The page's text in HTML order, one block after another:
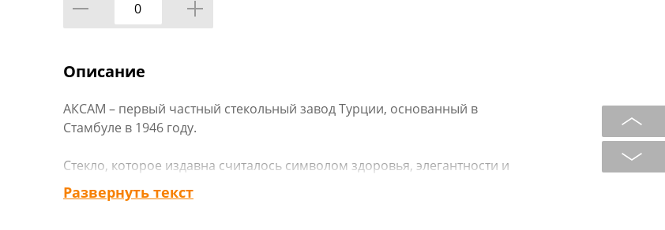
Описание
АКСАМ – первый частный стекольный завод Турции, основанный в
Стамбуле в 1946 году.
Стекло, которое издавна считалось символом здоровья, элегантности и
чистоты, оживает в умелых руках профессиональных мастеров.
Разнообразные техники декорирования (ручная роспись, распыление,
Развернуть текст